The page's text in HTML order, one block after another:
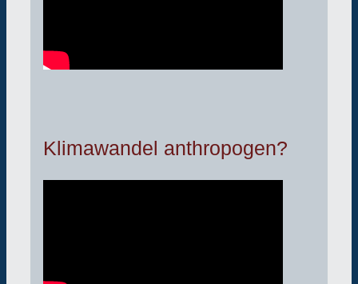
Klimawandel anthropogen?